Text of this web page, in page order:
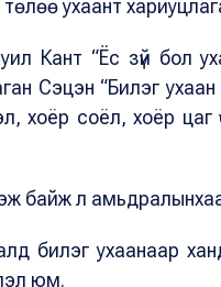
ухаант
Кант “Ёс зүй бол
Сэцэн “Билэг
хоёр соёл, хоёр цаг
байж л
билэг ухаанаар
юм.